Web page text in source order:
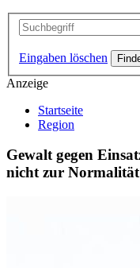
Eingaben löschen
Anzeige
Startseite
Region
Gewalt gegen
nicht zur Normalität